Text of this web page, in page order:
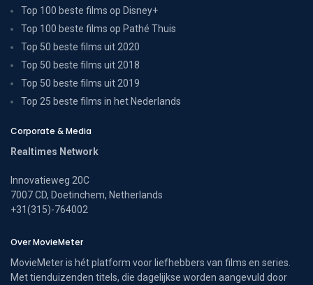
Top 100 beste films op Disney+
Top 100 beste films op Pathé Thuis
Top 50 beste films uit 2020
Top 50 beste films uit 2018
Top 50 beste films uit 2019
Top 25 beste films in het Nederlands
Corporate & Media
Realtimes Network
Innovatieweg 20C
7007 CD, Doetinchem, Netherlands
+31(315)-764002
Over MovieMeter
MovieMeter is hét platform voor liefhebbers van films en series.
Met tienduizenden titels, die dagelijkse worden aangevuld door